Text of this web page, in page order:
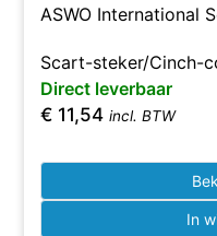
ASWO International
Scart-steker/Cinch-
Direct leverbaar
€ 11,54 incl. BTW
In